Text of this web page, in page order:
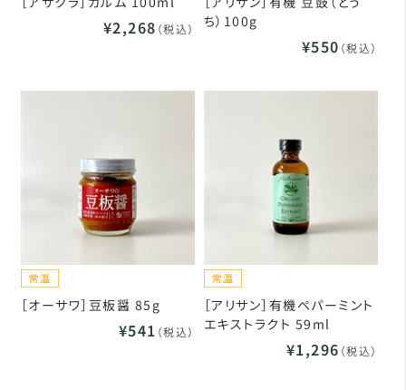
¥2,268 （税込）
ち）100g
¥550 （税込）
［オーサワ］豆板醤 85g
¥541 （税込）
［アリサン］有機ペパーミント
エキストラクト 59ml
¥1,296 （税込）